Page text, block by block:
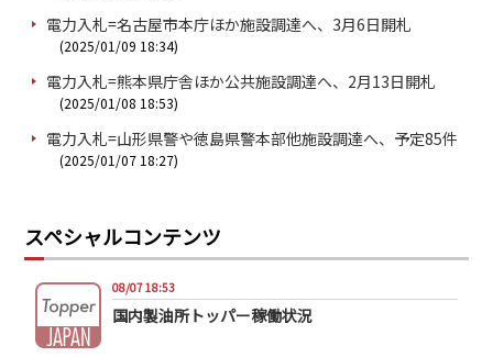
電力入札=名古屋市本庁ほか施設調達へ、3月6日開札
(2025/01/09 18:34)
電力入札=熊本県庁舎ほか公共施設調達へ、2月13日開札
(2025/01/08 18:53)
電力入札=山形県警や徳島県警本部他施設調達へ、予定85件
(2025/01/07 18:27)
スペシャルコンテンツ
08/07 18:53
国内製油所トッパー稼働状況